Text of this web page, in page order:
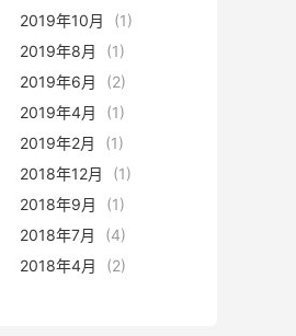
2019年10月
(1)
2019年8月
(1)
2019年6月
(2)
2019年4月
(1)
2019年2月
(1)
2018年12月
(1)
2018年9月
(1)
2018年7月
(4)
2018年4月
(2)